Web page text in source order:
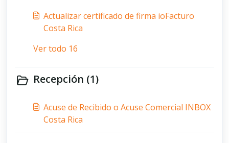
Actualizar certificado de firma ioFacturo
Costa Rica
Ver todo 16
Recepción (1)
Acuse de Recibido o Acuse Comercial INBOX
Costa Rica